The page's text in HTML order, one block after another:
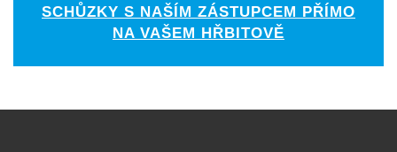
SCHŮZKY S NAŠÍM ZÁSTUPCEM PŘÍMO
NA VAŠEM HŘBITOVĚ